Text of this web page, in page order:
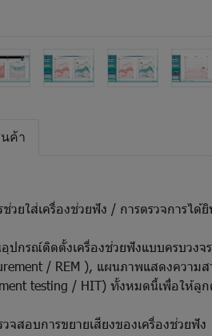
นค้า
ใส่เครื่องช่วยฟัง / การตรวจการได้ยิ
ปกรณ์ติดตั้งเครื่องช่วยฟังแบบครบวงจ
/ REM ), แผนภาพแสดงความ
testing / HIT) ทั้งหมดนี้เพื่อให้ลู
อบการขยายเสียงของเครื่องช่วยฟัง